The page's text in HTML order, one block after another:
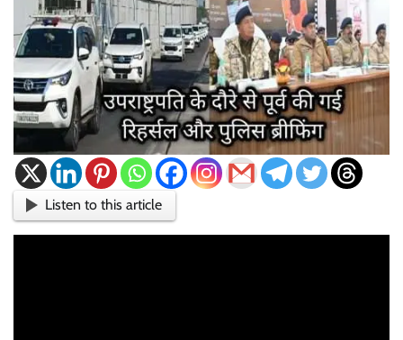
Listen to this article